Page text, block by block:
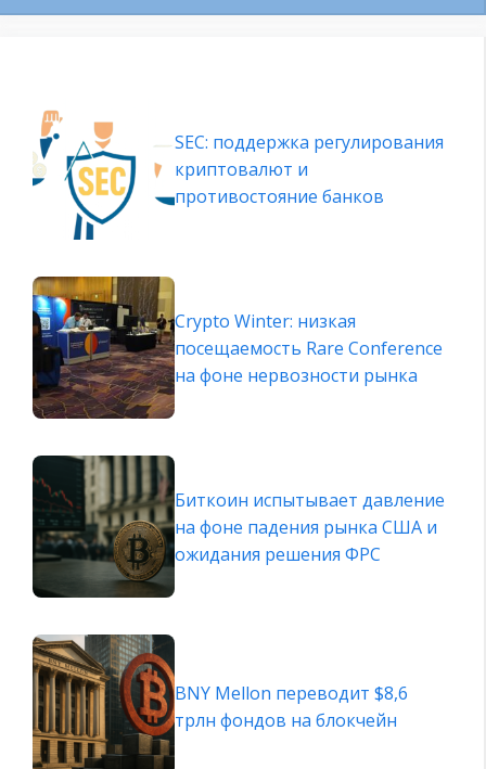
SEC: поддержка регулирования
криптовалют и
противостояние банков
Crypto Winter: низкая
посещаемость Rare Conference
на фоне нервозности рынка
Биткоин испытывает давление
на фоне падения рынка США и
ожидания решения ФРС
BNY Mellon переводит $8,6
трлн фондов на блокчейн